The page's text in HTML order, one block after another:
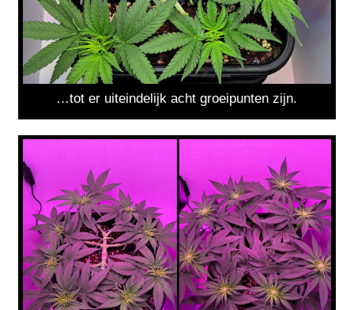
…tot er uiteindelijk acht groeipunten zijn.